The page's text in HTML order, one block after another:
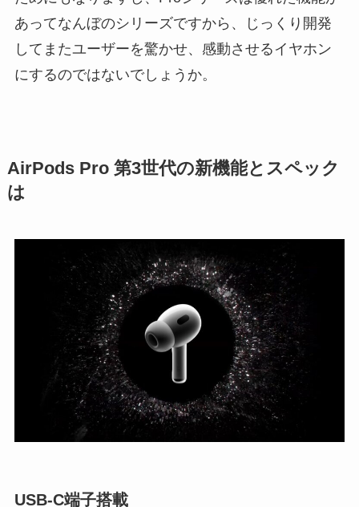
あってなんぼのシリーズですから、じっくり開発
してまたユーザーを驚かせ、感動させるイヤホン
にするのではないでしょうか。
AirPods Pro 第3世代の新機能とスペック
は
USB-C端子搭載